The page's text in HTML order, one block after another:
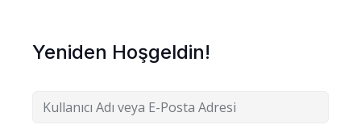
Yeniden Hoşgeldin!